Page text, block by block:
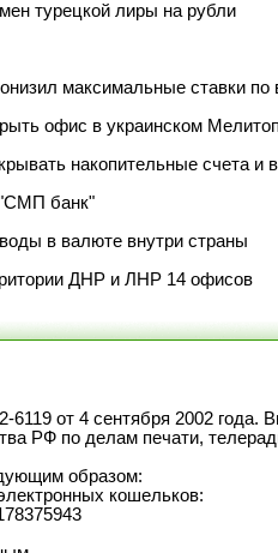
турецкой лиры на рубли
максимальные ставки по
офис в украинском
накопительные счета
"СМП банк"
в валюте внутри страны
ДНР и ЛНР 14 офисов
от 4 сентября 2002
РФ по делам печати,
образом:
кошельков: